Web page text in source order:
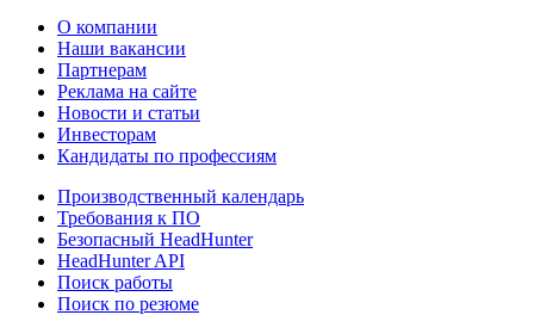
О компании
Наши вакансии
Партнерам
Реклама на сайте
Новости и статьи
Инвесторам
Кандидаты по профессиям
Производственный календарь
Требования к ПО
Безопасный HeadHunter
HeadHunter API
Поиск работы
Поиск по резюме